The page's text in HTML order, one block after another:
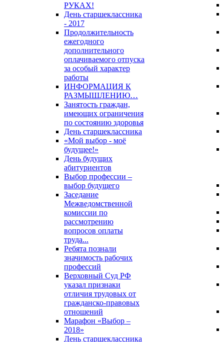
РУКАХ!
День старшеклассника
- 2017
Продолжительность
ежегодного
дополнительного
оплачиваемого отпуска
за особый характер
работы
ИНФОРМАЦИЯ К
РАЗМЫШЛЕНИЮ…
Занятость граждан,
имеющих ограничения
по состоянию здоровья
День старшеклассника
«Мой выбор - моё
будущее!»
День будущих
абитуриентов
Выбор профессии –
выбор будущего
Заседание
Межведомственной
комиссии по
рассмотрению
вопросов оплаты
труда...
Ребята познали
значимость рабочих
профессий
Верховный Суд РФ
указал признаки
отличия трудовых от
гражданско-правовых
отношений
Марафон «Выбор –
2018»
День старшеклассника